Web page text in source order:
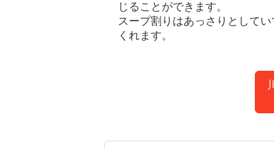
じることができます。
スープ割りはあっさりとして
くれます。